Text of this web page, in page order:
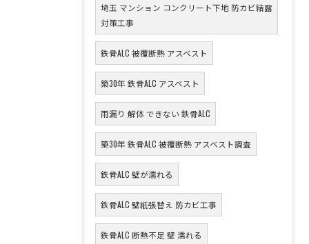
埼玉 マンション コンクリート下地 防カビ結露
対策工事
鉄骨ALC 被覆断熱 アスベスト
築30年 鉄骨ALC アスベスト
雨漏り 解体 できない 鉄骨ALC
築30年 鉄骨ALC 被覆断熱 アスベスト調査
鉄骨ALC 壁が濡れる
鉄骨ALC 壁紙張替え 防カビ工事
鉄骨ALC 断熱不足 壁 濡れる